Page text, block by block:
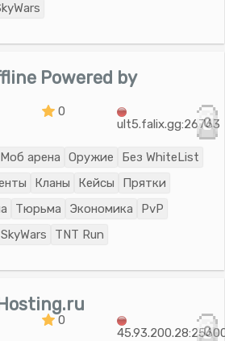
Powered by
0
ult5.falix.gg:26763
0
Моб арена Оружие
Без WhiteList
Кланы Кейсы
Прятки
Тюрьма Экономика
PvP
SkyWars TNT Run
0
0